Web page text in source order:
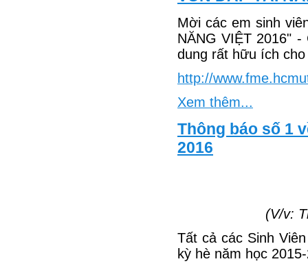
Mời các em sinh
NĂNG VIỆT 2016"
dung rất hữu ích
http://
Xem thêm...
Thông báo số 1
2016
(V/v:
Tất cả các Sinh
kỳ hè năm học